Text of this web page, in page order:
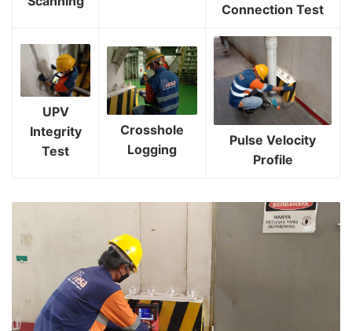
Connection Test
UPV
Integrity
Test
Crosshole
Logging
Pulse Velocity
Profile